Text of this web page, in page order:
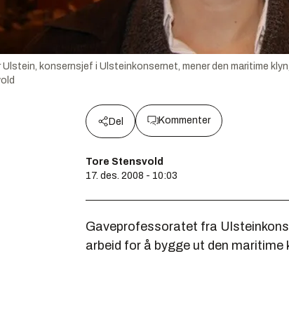
Ulstein, konsernsjef i Ulsteinkonsernet, mener den maritime
Del Kommenter
Tore Stensvold
17. des. 2008 - 10:03
Gaveprofessoratet fra
arbeid for å bygge ut den